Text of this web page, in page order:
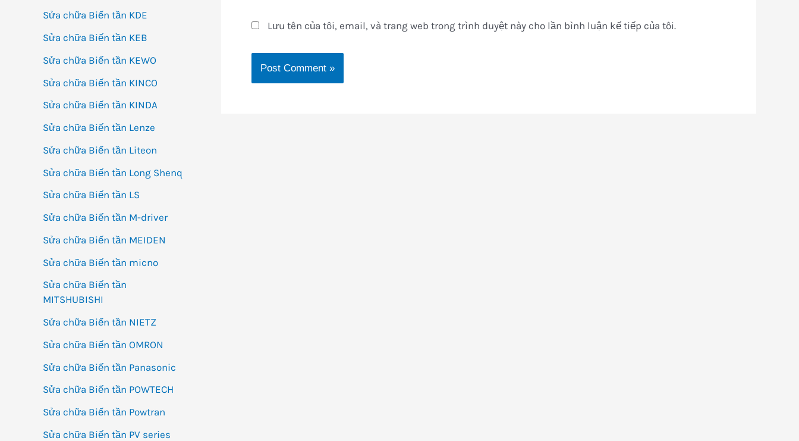
Sửa chữa Biến tần KDE
Sửa chữa Biến tần KEB
Sửa chữa Biến tần KEWO
Sửa chữa Biến tần KINCO
Sửa chữa Biến tần KINDA
Sửa chữa Biến tần Lenze
Sửa chữa Biến tần Liteon
Sửa chữa Biến tần Long Shenq
Sửa chữa Biến tần LS
Sửa chữa Biến tần M-driver
Sửa chữa Biến tần MEIDEN
Sửa chữa Biến tần micno
Sửa chữa Biến tần
MITSHUBISHI
Sửa chữa Biến tần NIETZ
Sửa chữa Biến tần OMRON
Sửa chữa Biến tần Panasonic
Sửa chữa Biến tần POWTECH
Sửa chữa Biến tần Powtran
Sửa chữa Biến tần PV series
Lưu tên của tôi, email, và trang web trong trình duyệt này cho lần bình luận kế tiếp của tôi.